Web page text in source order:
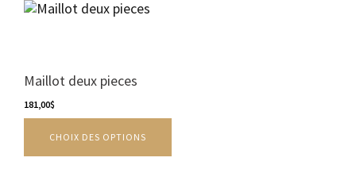
la
Maillot deux pieces
181,00$
CHOIX DES OPTIONS
Ce
variations.
Les
options
peuvent
choisies